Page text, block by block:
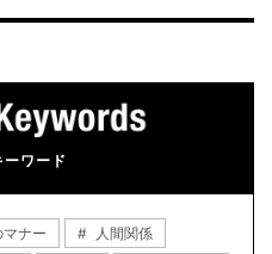
ーワード
マナー
人間関係